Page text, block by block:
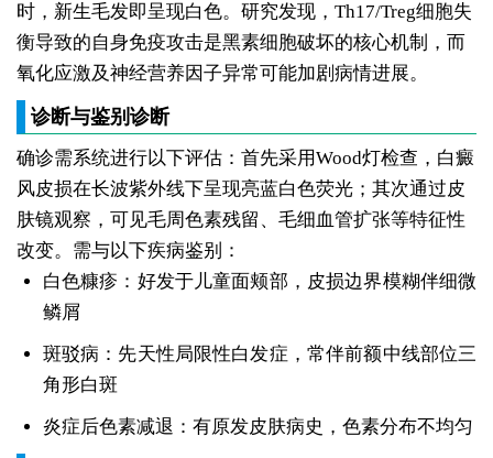
时，新生毛发即呈现白色。研究发现，Th17/Treg细胞失
衡导致的自身免疫攻击是黑素细胞破坏的核心机制，而
氧化应激及神经营养因子异常可能加剧病情进展。
诊断与鉴别诊断
确诊需系统进行以下评估：首先采用Wood灯检查，白癜
风皮损在长波紫外线下呈现亮蓝白色荧光；其次通过皮
肤镜观察，可见毛周色素残留、毛细血管扩张等特征性
改变。需与以下疾病鉴别：
白色糠疹：好发于儿童面颊部，皮损边界模糊伴细微
鳞屑
斑驳病：先天性局限性白发症，常伴前额中线部位三
角形白斑
炎症后色素减退：有原发皮肤病史，色素分布不均匀